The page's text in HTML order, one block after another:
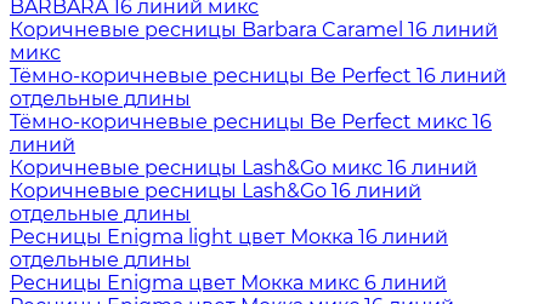
BARBARA 16 линий микс
Коричневые ресницы Barbara Caramel 16 линий
микс
Тёмно-коричневые ресницы Be Perfect 16 линий
отдельные длины
Тёмно-коричневые ресницы Be Perfect микс 16
линий
Коричневые ресницы Lash&Go микс 16 линий
Коричневые ресницы Lash&Go 16 линий
отдельные длины
Ресницы Enigma light цвет Мокка 16 линий
отдельные длины
Ресницы Enigma цвет Мокка микс 6 линий